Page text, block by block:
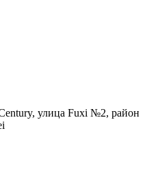
улица Fuxi №2, район